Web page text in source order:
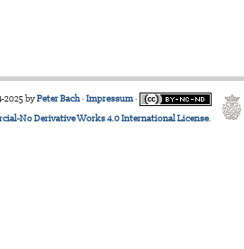
2025 byPeter Bach· Impressum·
No Derivative Works 4.0 International License.